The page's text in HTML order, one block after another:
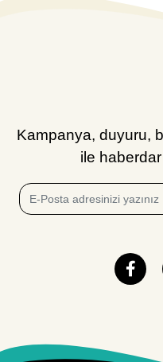
Kampanya, duyuru,
ile